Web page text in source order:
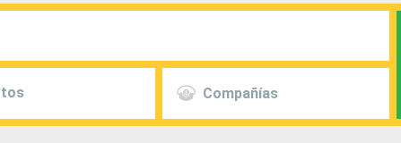
Compañías